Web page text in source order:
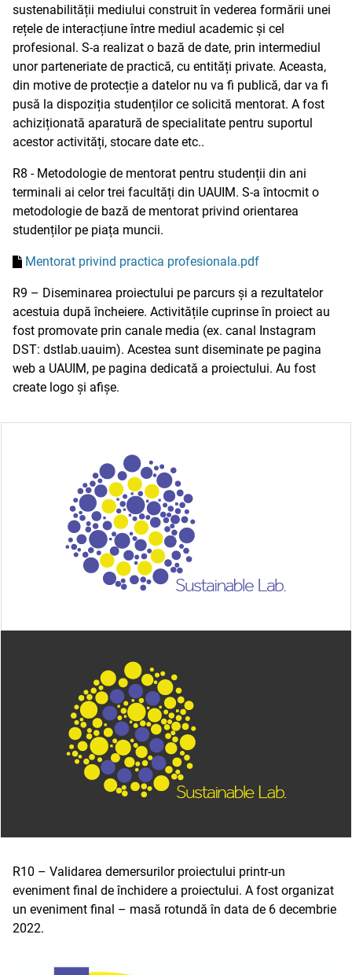
sustenabilității mediului construit în vederea formării unei
rețele de interacțiune între mediul academic și cel
profesional. S-a realizat o bază de date, prin intermediul
unor parteneriate de practică, cu entități private. Aceasta,
din motive de protecție a datelor nu va fi publică, dar va fi
pusă la dispoziția studenților ce solicită mentorat. A fost
achiziționată aparatură de specialitate pentru suportul
acestor activități, stocare date etc..
R8 - Metodologie de mentorat pentru studenții din ani
terminali ai celor trei facultăți din UAUIM. S-a întocmit o
metodologie de bază de mentorat privind orientarea
studenților pe piața muncii.
Mentorat privind practica profesionala.pdf
R9 – Diseminarea proiectului pe parcurs și a rezultatelor
acestuia după încheiere. Activitățile cuprinse în proiect au
fost promovate prin canale media (ex. canal Instagram
DST: dstlab.uauim). Acestea sunt diseminate pe pagina
web a UAUIM, pe pagina dedicată a proiectului. Au fost
create logo și afișe.
R10 – Validarea demersurilor proiectului printr-un
eveniment final de închidere a proiectului. A fost organizat
un eveniment final – masă rotundă în data de 6 decembrie
2022.